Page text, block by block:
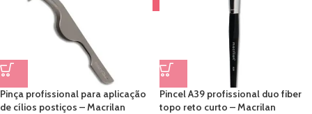
Pinça profissional para aplicação
de cílios postiços – Macrilan
Pincel A39 profissional duo fiber
topo reto curto – Macrilan